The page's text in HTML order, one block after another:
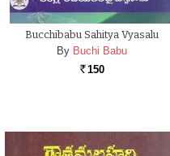
Bucchibabu Sahitya Vyasalu
By Buchi Babu
Rs. 150